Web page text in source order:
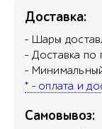
Доставка:
- Шары
- Доставка по
-
* - оплата и
Самовывоз: